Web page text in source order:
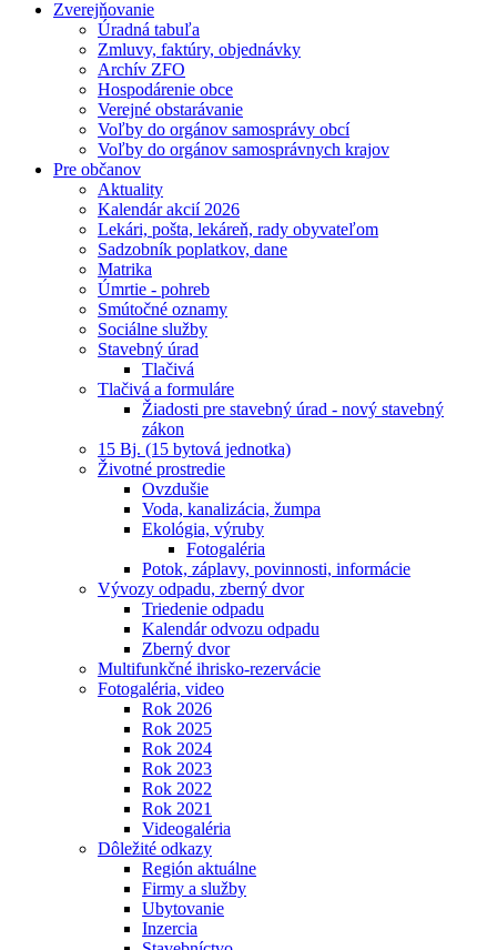
Zverejňovanie
Úradná tabuľa
Zmluvy, faktúry, objednávky
Archív ZFO
Hospodárenie obce
Verejné obstarávanie
Voľby do orgánov samosprávy obcí
Voľby do orgánov samosprávnych krajov
Pre občanov
Aktuality
Kalendár akcií 2026
Lekári, pošta, lekáreň, rady obyvateľom
Sadzobník poplatkov, dane
Matrika
Úmrtie - pohreb
Smútočné oznamy
Sociálne služby
Stavebný úrad
Tlačivá
Tlačivá a formuláre
Žiadosti pre stavebný úrad - nový stavebný
zákon
15 Bj. (15 bytová jednotka)
Životné prostredie
Ovzdušie
Voda, kanalizácia, žumpa
Ekológia, výruby
Fotogaléria
Potok, záplavy, povinnosti, informácie
Vývozy odpadu, zberný dvor
Triedenie odpadu
Kalendár odvozu odpadu
Zberný dvor
Multifunkčné ihrisko-rezervácie
Fotogaléria, video
Rok 2026
Rok 2025
Rok 2024
Rok 2023
Rok 2022
Rok 2021
Videogaléria
Dôležité odkazy
Región aktuálne
Firmy a služby
Ubytovanie
Inzercia